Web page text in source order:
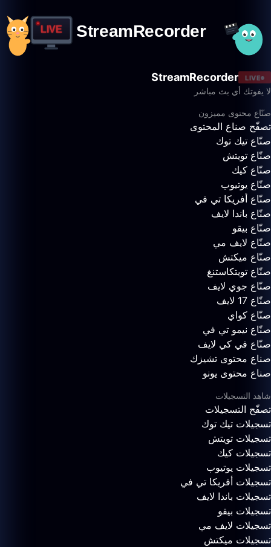
LIVE
StreamRecorder
لا يفوتك أي بث مباشر
صنّاع محتوى مميزون
تصفّح صناع المحتوى
صنّاع تيك توك
صنّاع تويتش
صنّاع كيك
صنّاع يوتيوب
صنّاع أفريكا تي في
صنّاع باندا لايف
صنّاع بيقو
صنّاع لايف مي
صنّاع ميكتش
صنّاع تويتكاستنغ
صنّاع جوي لايف
صنّاع 17 لايف
صنّاع كواي
صنّاع نيمو تي في
صنّاع في كي لايف
صناع محتوى تشيزك
صناع محتوى يونو
شاهد التسجيلات
تصفّح التسجيلات
تسجيلات تيك توك
تسجيلات تويتش
تسجيلات كيك
تسجيلات يوتيوب
تسجيلات أفريكا تي في
تسجيلات باندا لايف
تسجيلات بيقو
تسجيلات لايف مي
تسجيلات ميكتش